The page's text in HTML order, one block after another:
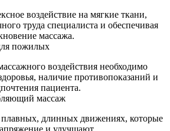
воздействие на мягкие ткани,
труда специалиста и обеспечивая
массажа.
пожилых
воздействия необходимо
наличие противопоказаний и
пациента.
массаж
плавных, длинных движениях, которые
и улучшают